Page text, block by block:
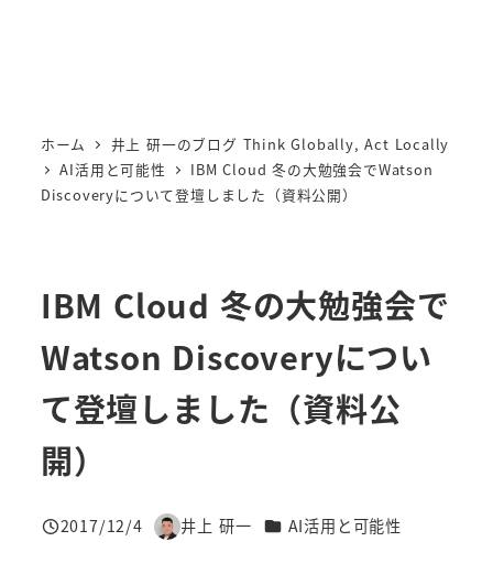
ホーム
井上 研一のブログ Think Globally, Act Locally
AI活用と可能性
IBM Cloud 冬の大勉強会でWatson
Discoveryについて登壇しました（資料公開）
IBM Cloud 冬の大勉強会で
Watson Discoveryについ
て登壇しました（資料公
開）
投稿日
2017/12/4
著
井上 研一 カテゴリー
AI活用と可能性